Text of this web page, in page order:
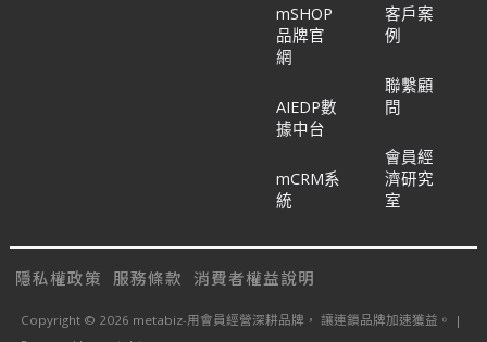
mSHOP
品牌官
網
AIEDP數
據中台
mCRM系
統
客戶案
例
聯繫顧
問
會員經
濟研究
室
Copyright © 2026 metabiz-用會員經營深耕品牌， 讓連鎖品牌加速獲益。 |
隱私權政策 服務條款 消費者權益說明